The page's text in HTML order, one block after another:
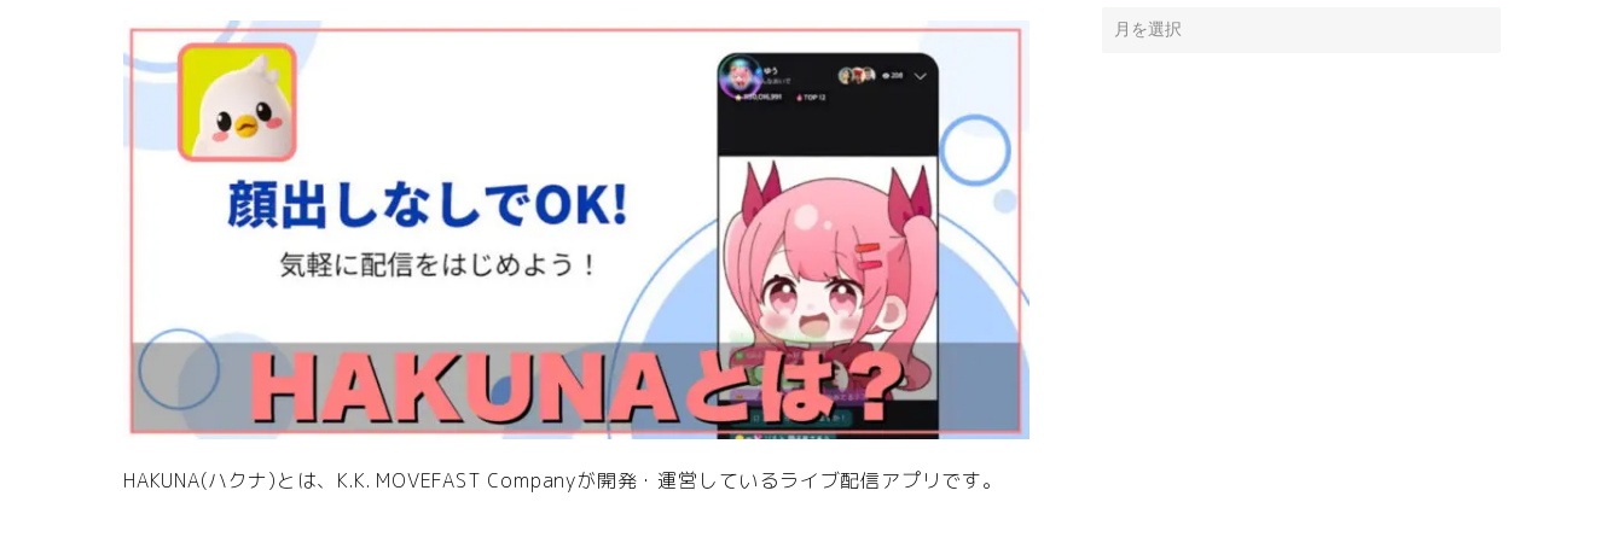
HAKUNA(ハクナ)とは、K.K. MOVEFAST Companyが開発・運営しているライブ配信アプリです。